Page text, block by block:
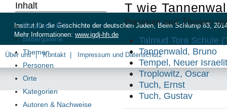
T wie
Personen und Themen
Talmud Tora Schule
Tannenwald, Bruno
Tempel, Neuer
Troplowitz, Oscar
Tuch, Ernst
Tuch, Gustav
Inhalt
Inhalt von A-Z
Bildergalerie
Themen
Personen
Orte
Kategorien
Autoren & Nachweise
Institut für die Geschichte der deutschen Juden, Beim Schlump 83,
Mehr Informationen: www.igdj-hh.de
Über uns Kontakt Impressum und Datenschutz